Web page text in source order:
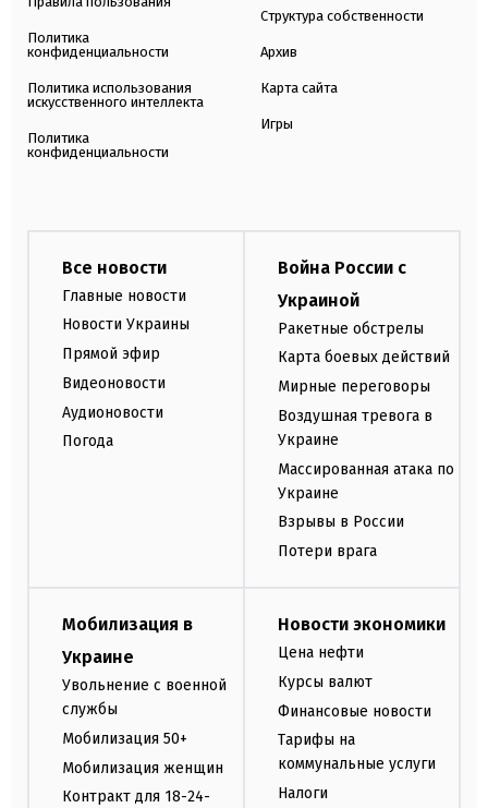
Политика
конфиденциальности
Политика использования
искусственного интеллекта
Политика
конфиденциальности
Структура собственности
Архив
Карта сайта
Игры
Все новости
Главные новости
Новости Украины
Прямой эфир
Видеоновости
Аудионовости
Погода
Война России с
Украиной
Ракетные обстрелы
Карта боевых действий
Мирные переговоры
Воздушная тревога в
Украине
Массированная атака по
Украине
Взрывы в России
Потери врага
Мобилизация в
Украине
Увольнение с военной
службы
Мобилизация 50+
Мобилизация женщин
Контракт для 18-24-
Новости экономики
Цена нефти
Курсы валют
Финансовые новости
Тарифы на
коммунальные услуги
Налоги